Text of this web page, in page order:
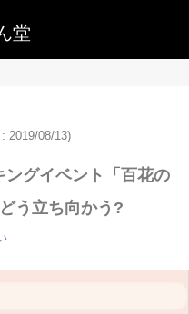
堂
2019/08/13)
ングイベント「百花の
う立ち向かう?